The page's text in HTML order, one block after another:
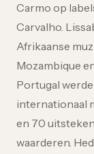
Carmo op
Carvalho.
Afrikaanse
Mozambique
Portugal
internationaal
en 70
waarderen.